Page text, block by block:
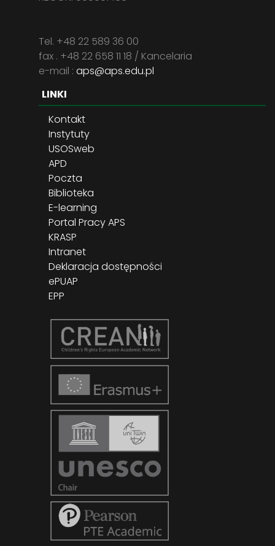
Tel. +48 22 589 36 00
fax . +48 22 658 11 18 / Kancelaria
e-mail : aps@aps.edu.pl
LINKI
Kontakt
Instytuty
USOSweb
APD
Poczta
Biblioteka
E-learning
Portal Pracy APS
KRASP
Intranet
Deklaracja dostępności
ePUAP
EPP